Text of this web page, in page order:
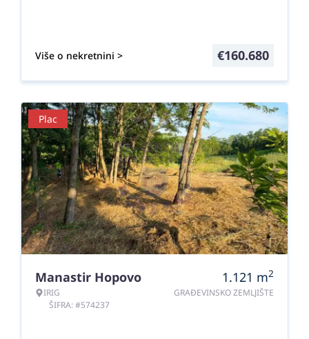
Više o nekretnini > €160.680
Plac
Manastir Hopovo
IRIG
ŠIFRA: #574237
1.121 m2
GRAĐEVINSKO ZEMLJIŠTE